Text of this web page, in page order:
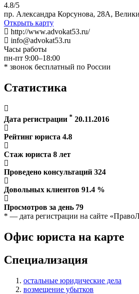
4.8/5
пр. Александра Корсунова, 28А,
Открыть карту
http://www.advokat53.ru/
info@advokat53.ru
Часы работы
пн-пт 9:00–18:00
* звонок бесплатный по России
Статистика
Дата регистрации * 20.11.2016
Рейтинг юриста 4.8
Стаж юриста 8 лет
Проведено консультаций 324
Довольных клиентов 91.4 %
Просмотров за день 79
* — дата регистрации на сайте
Офис юриста на карте
Специализация
остальные юридические дела
возмещение убытков